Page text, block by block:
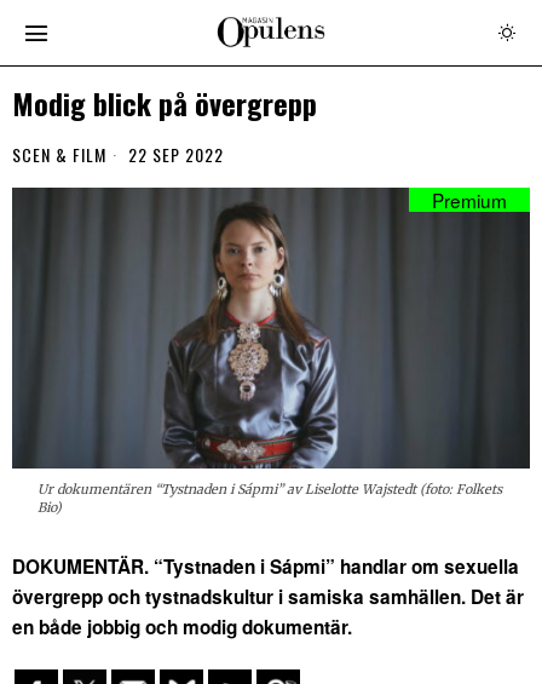
Modig blick på övergrepp
SCEN & FILM 22 SEP 2022
Ur dokumentären “Tystnaden i Sápmi” av Liselotte Wajstedt (foto: Folkets
Bio)
DOKUMENTÄR. “Tystnaden i Sápmi” handlar om sexuella
övergrepp och tystnadskultur i samiska samhällen. Det är
en både jobbig och modig dokumentär.